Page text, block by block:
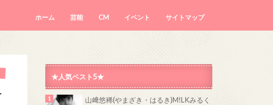
ホーム 芸能 CM イベント サイトマップ
★人気ベスト5★
山﨑悠稀(やまざき・はるき)M!LKみるく